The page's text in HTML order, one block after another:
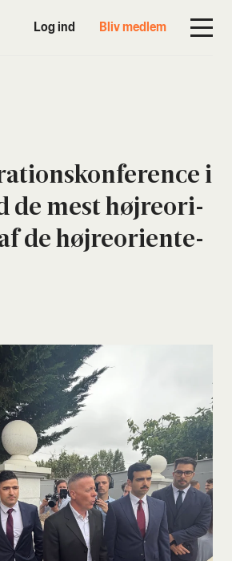
Log ind Bliv medlem
i
de mest høj­re­o­ri­
de høj­re­o­ri­en­te­